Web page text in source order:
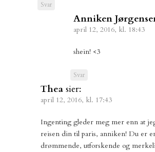
Svar
Anniken
april 12, 2016, kl. 18:43
shein! <3
Svar
Thea sier:
april 12, 2016, kl. 17:43
Ingenting gleder meg mer enn at
reisen din til paris, anniken! Du er
drømmende, utforskende og